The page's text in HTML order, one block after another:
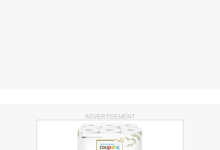
ADVERTISEMENT